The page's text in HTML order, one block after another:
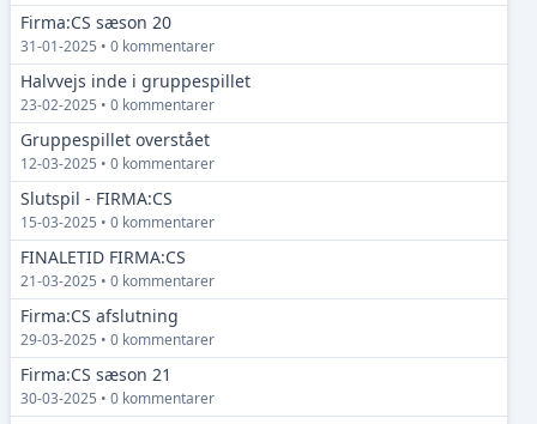
Firma:CS sæson 20
31-01-2025 • 0 kommentarer
Halvvejs inde i gruppespillet
23-02-2025 • 0 kommentarer
Gruppespillet overstået
12-03-2025 • 0 kommentarer
Slutspil - FIRMA:CS
15-03-2025 • 0 kommentarer
FINALETID FIRMA:CS
21-03-2025 • 0 kommentarer
Firma:CS afslutning
29-03-2025 • 0 kommentarer
Firma:CS sæson 21
30-03-2025 • 0 kommentarer